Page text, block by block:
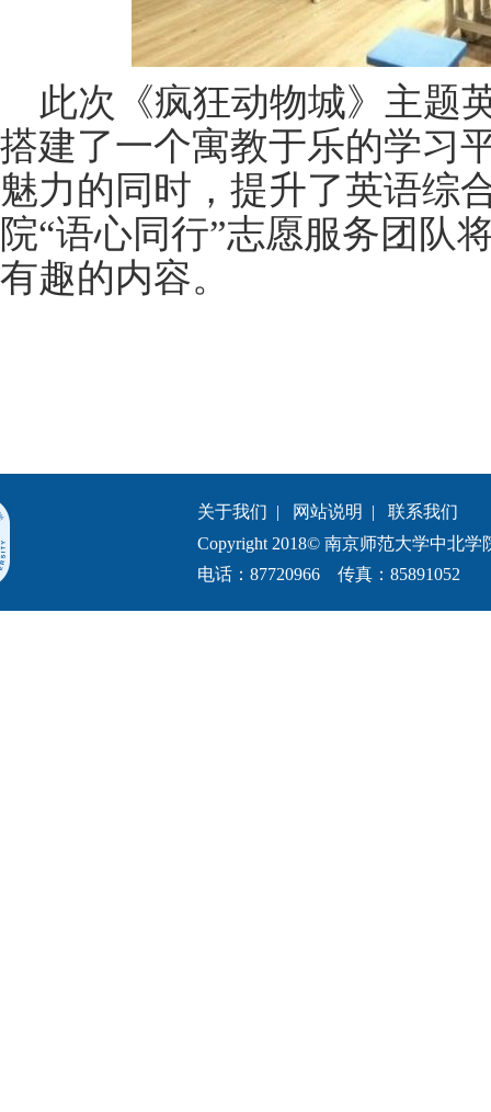
此次《疯狂动物城》主题
搭建了一个寓教于乐的学习
魅力的同时，提升了英语综
院“语心同行”志愿服务团队
有趣的内容。
关于我们 | 网站说明 | 联系我们
Copyright 2018© 南京师范大学中北学
电话：87720966 传真：85891052